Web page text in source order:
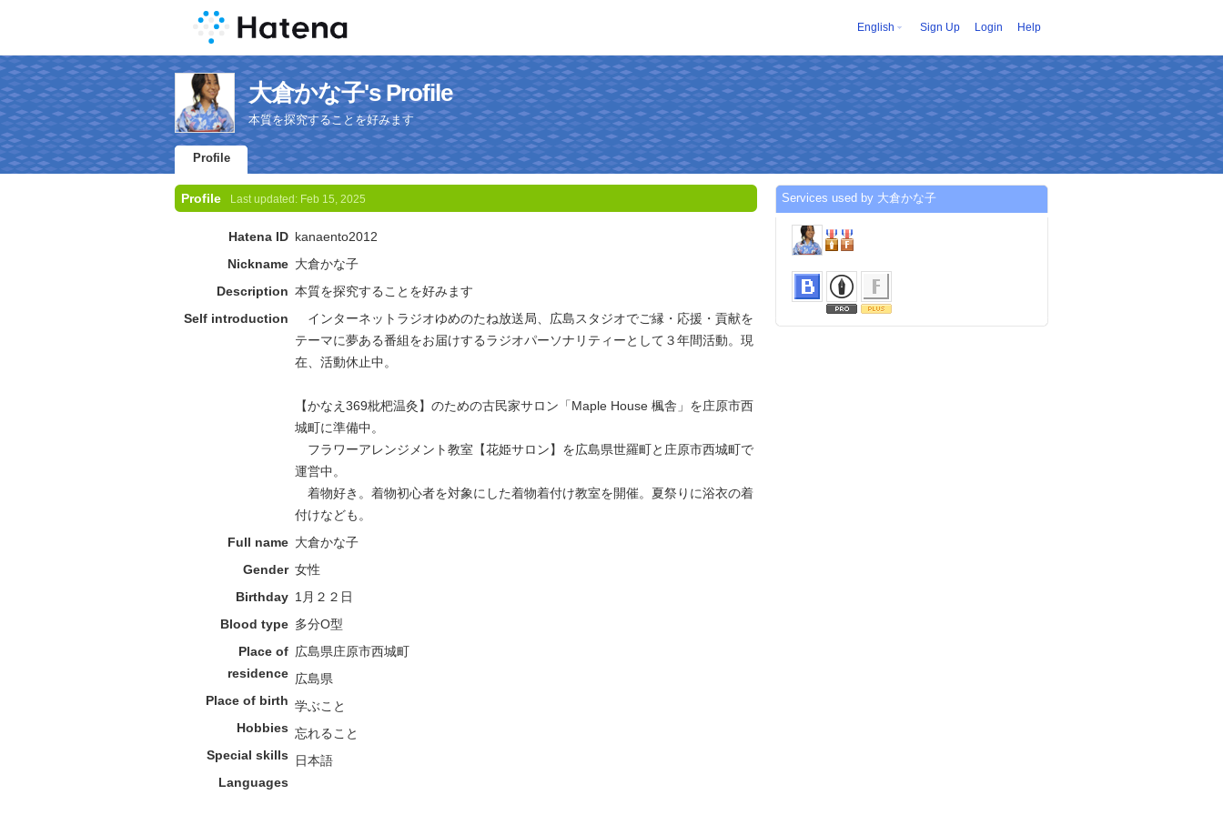
English Sign Up Login Help
大倉かな子's Profile
本質を探究することを好みます
Profile
Profile Last updated: Feb 15, 2025
Hatena ID kanaento2012
Nickname 大倉かな子
Description 本質を探究することを好みます
Self introduction
インターネットラジオゆめのたね放送局、広島スタジオでご縁・応援・貢献を
テーマに夢ある番組をお届けするラジオパーソナリティーとして３年間活動。現
在、活動休止中。
【かなえ369枇杷温灸】のための古民家サロン「Maple House 楓舎」を庄原市西
城町に準備中。
フラワーアレンジメント教室【花姫サロン】を広島県世羅町と庄原市西城町で
運営中。
着物好き。着物初心者を対象にした着物着付け教室を開催。夏祭りに浴衣の着
付けなども。
Full name 大倉かな子
Gender 女性
Birthday 1月２２日
Blood type 多分O型
Place of
residence
広島県庄原市西城町
Place of birth
広島県
Hobbies
学ぶこと
Special skills
忘れること
Languages
日本語
Services used by 大倉かな子